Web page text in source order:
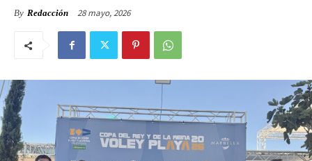
By Redacción 28 mayo, 2026